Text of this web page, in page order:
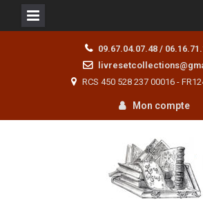
09.67.04.07.48 /
RCS 450 528 237 00016 -
Mon compte